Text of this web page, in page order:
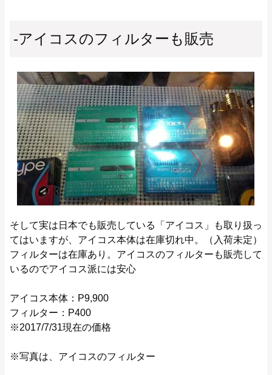
-アイコスのフィルターも販売
そして実は日本でも販売している「アイコス」も取り扱っ
てはいますが、アイコス本体は在庫切れ中。（入荷未定）
フィルターは在庫あり。アイコスのフィルターも販売して
いるのでアイコス派には安心
アイコス本体：P9,900
フィルター：P400
※2017/7/31現在の価格
※写真は、アイコスのフィルター